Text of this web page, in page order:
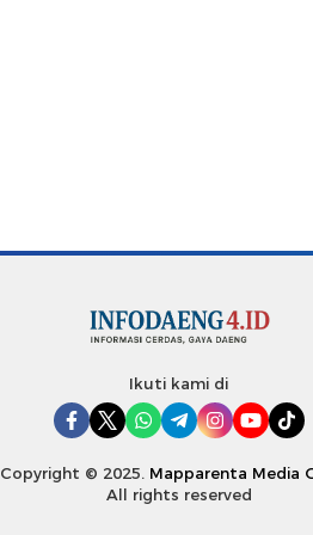
Ikuti kami di
Copyright © 2025. Mapparenta Media
All rights reserved